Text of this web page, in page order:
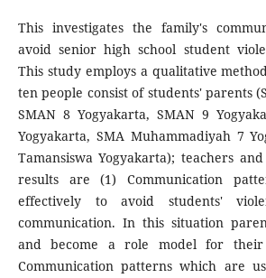
This investigates the family's
avoid senior high school student
This study employs a qualitative
ten people consist of students' parents
SMAN 8 Yogyakarta, SMAN 9
Yogyakarta, SMA Muhammadiyah 7
Tamansiswa Yogyakarta); teachers
results are (1) Communication
effectively to avoid students'
communication. In this situation
and become a role model for
Communication patterns which are